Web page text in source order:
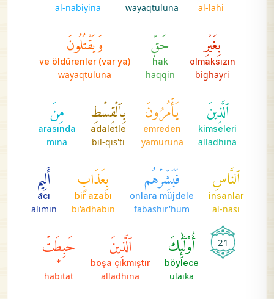
al-lahi
wayaqtuluna
al-nabiyina
بِغَيۡرِ
olmaksızın
bighayri
حَقّٖ
hak
haqqin
وَيَقۡتُلُونَ
ve öldürenler (var ya)
wayaqtuluna
ٱلَّذِينَ
kimseleri
alladhina
يَأۡمُرُونَ
emreden
yamuruna
بِٱلۡقِسۡطِ
adaletle
bil-qis'ti
مِنَ
arasında
mina
ٱلنَّاسِ
insanlar
al-nasi
فَبَشِّرۡهُم
onlara müjdele
fabashir'hum
بِعَذَابٍ
bir azabı
bi'adhabin
أَلِيمٍ
acı
alimin
21 أُوْلَٰٓئِكَ
böylece
ulaika
ٱلَّذِينَ
boşa çıkmıştır
alladhina
حَبِطَتۡ
*
habitat